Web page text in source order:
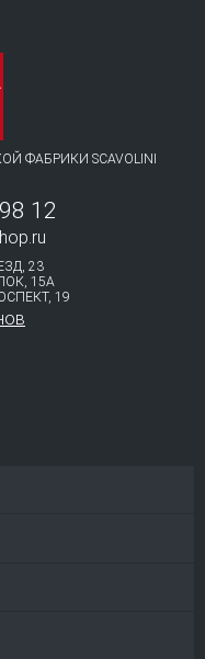
ФАБРИКИ SCAVOLINI
12
23
15А
19⁠